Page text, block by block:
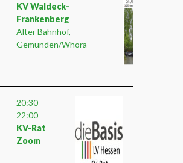
KV Waldeck-
Frankenberg
Alter Bahnhof,
Gemünden/Whora
20:30 –
22:00
KV-Rat
Zoom